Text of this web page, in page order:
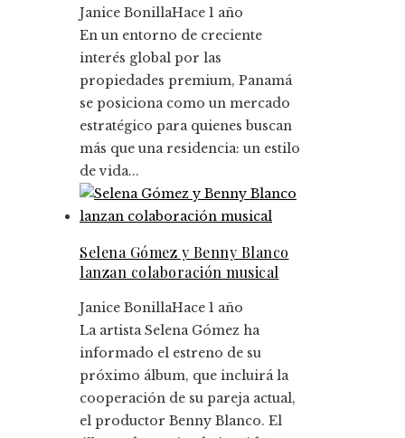
Janice BonillaHace 1 año
En un entorno de creciente
interés global por las
propiedades premium, Panamá
se posiciona como un mercado
estratégico para quienes buscan
más que una residencia: un estilo
de vida...
Selena Gómez y Benny Blanco
lanzan colaboración musical
Janice BonillaHace 1 año
La artista Selena Gómez ha
informado el estreno de su
próximo álbum, que incluirá la
cooperación de su pareja actual,
el productor Benny Blanco. El